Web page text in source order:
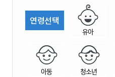
연령선택
유아
아동 청소년